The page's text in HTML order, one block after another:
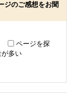
ジのご感想をお聞
ページを探
が多い